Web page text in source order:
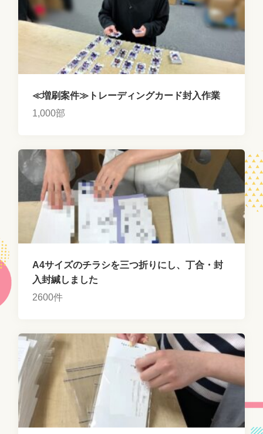
≪増刷案件≫トレーディングカード封入作業
1,000部
A4サイズのチラシを三つ折りにし、丁合・封
入封緘しました
2600件